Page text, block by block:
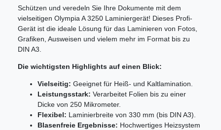
Schützen und veredeln Sie Ihre Dokumente mit dem
vielseitigen Olympia A 3250 Laminiergerät! Dieses Profi-
Gerät ist die ideale Lösung für das Laminieren von Fotos,
Grafiken, Ausweisen und vielem mehr im Format bis zu
DIN A3.
Die wichtigsten Highlights auf einen Blick:
Vielseitig: Geeignet für Heiß- und Kaltlamination.
Leistungsstark: Verarbeitet Folien bis zu einer
Dicke von 250 Mikrometer.
Flexibel: Laminierbreite von 330 mm (bis DIN A3).
Blasenfreie Ergebnisse: Hochwertiges Heizsystem